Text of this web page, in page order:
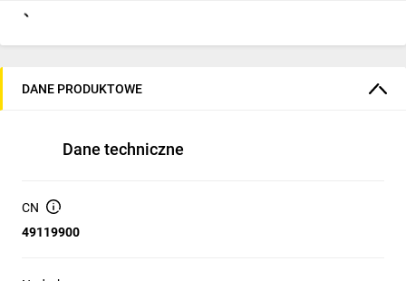
DANE PRODUKTOWE
Dane techniczne
CN
49119900